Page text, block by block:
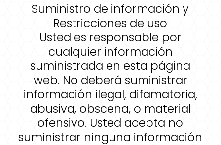
Suministro de información y
Restricciones de uso
Usted es responsable por
cualquier información
suministrada en esta página
web. No deberá suministrar
información ilegal, difamatoria,
abusiva, obscena, o material
ofensivo. Usted acepta no
suministrar ninguna información